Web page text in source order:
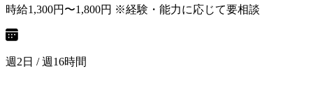
時給1,300円〜1,800円 ※経験・能力に応じて要相談
週2日 / 週16時間